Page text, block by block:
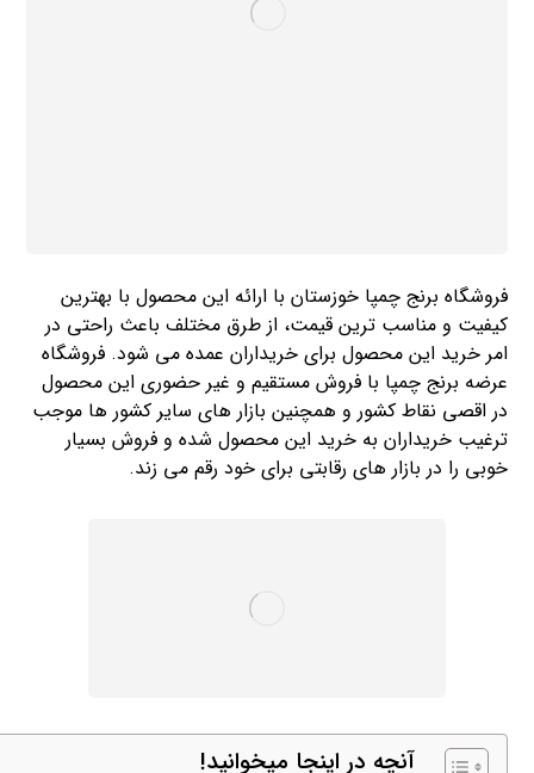
فروشگاه برنج چمپا خوزستان با ارائه این محصول با بهترین
کیفیت و مناسب ترین قیمت، از طرق مختلف باعث راحتی در
امر خرید این محصول برای خریداران عمده می شود. فروشگاه
عرضه برنج چمپا با فروش مستقیم و غیر حضوری این محصول
در اقصی نقاط کشور و همچنین بازار های سایر کشور ها موجب
ترغیب خریداران به خرید این محصول شده و فروش بسیار
خوبی را در بازار های رقابتی برای خود رقم می زند.
آنچه در اینجا میخوانید!